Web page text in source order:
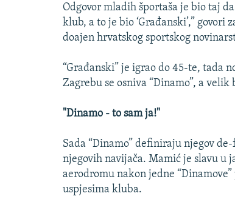
Odgovor mladih športaša je bio taj
klub, a to je bio ‘Građanski’,” govori
doajen hrvatskog sportskog
“Građanski” je igrao do 45-te, tada
Zagrebu se osniva “Dinamo”, a
"Dinamo - to sam ja!"
Sada “Dinamo” definiraju njegov
njegovih navijača. Mamić je slavu u
aerodromu nakon jedne
uspjesima kluba.